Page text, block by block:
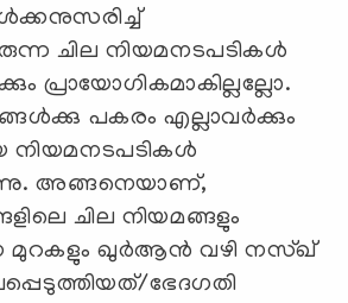
ചില നിയമനടപടികള്‍
പ്രായോഗികമാകില്ലല്ലോ.
പകരം എല്ലാവര്‍ക്കും
നിയമനടപടികള്‍
അങ്ങനെയാണ്,
ചില നിയമങ്ങളും
മുറകളും ഖുര്‍ആന്‍ വഴി നസ്ഖ്
ഭേദഗതി